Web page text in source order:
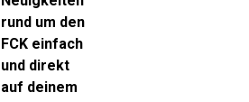
rund um den
FCK einfach
und direkt
auf deinem